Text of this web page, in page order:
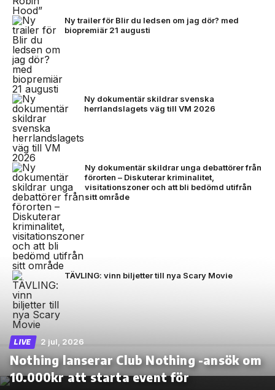
Ny trailer för Blir du ledsen om jag dör? med
biopremiär 21 augusti
Ny dokumentär skildrar svenska
herrlandslagets väg till VM 2026
Ny dokumentär skildrar unga debattörer från
förorten – Diskuterar kriminalitet,
visitationszoner och att bli bedömd utifrån
sitt område
TÄVLING: vinn biljetter till nya Scary Movie
LIVE 2 jul, 2026
Nothing lanserar Club Nothing -ansök om
10.000kr att starta event för